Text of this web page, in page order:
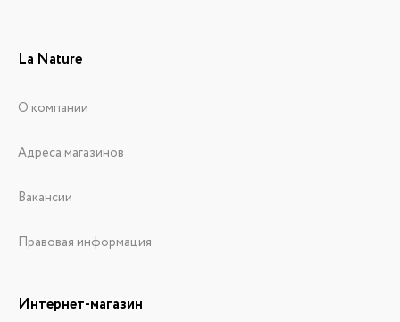
La Nature
О компании
Адреса магазинов
Вакансии
Правовая информация
Интернет-магазин